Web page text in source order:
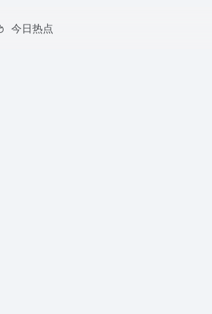
今日热点